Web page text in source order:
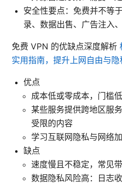
安全性要点：免费并不等
录、数据出售、广告注入
免费 VPN 的优缺点深度解析
实用指南，提升上网自由与隐
优点
成本低或零成本，门槛
某些服务提供跨地区服
受限的内容
学习互联网隐私与网络
缺点
速度慢且不稳定，常见
数据隐私风险高：日志